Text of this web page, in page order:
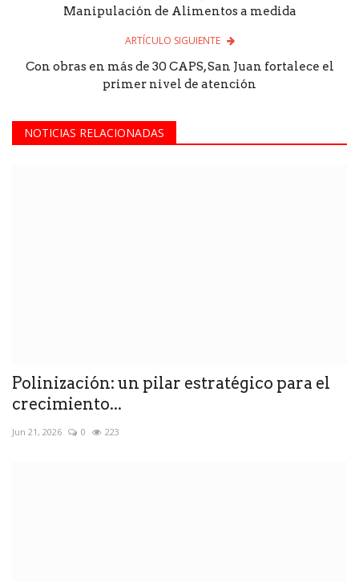
Manipulación de Alimentos a medida
ARTÍCULO SIGUIENTE
Con obras en más de 30 CAPS, San Juan fortalece el
primer nivel de atención
NOTICIAS RELACIONADAS
Polinización: un pilar estratégico para el
crecimiento...
Jun 21, 2026 0 223